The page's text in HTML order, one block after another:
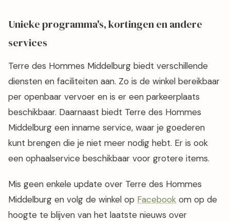
Unieke programma's, kortingen en andere
services
Terre des Hommes Middelburg biedt verschillende
diensten en faciliteiten aan. Zo is de winkel bereikbaar
per openbaar vervoer en is er een parkeerplaats
beschikbaar. Daarnaast biedt Terre des Hommes
Middelburg een inname service, waar je goederen
kunt brengen die je niet meer nodig hebt. Er is ook
een ophaalservice beschikbaar voor grotere items.
Mis geen enkele update over Terre des Hommes
Middelburg en volg de winkel op Facebook om op de
hoogte te blijven van het laatste nieuws over